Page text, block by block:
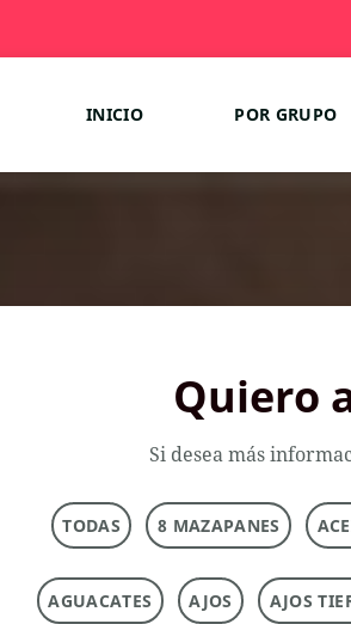
INICIO POR GRUPO
Quiero
Si desea más
TODAS 8 MAZAPANES
AGUACATES AJOS AJOS